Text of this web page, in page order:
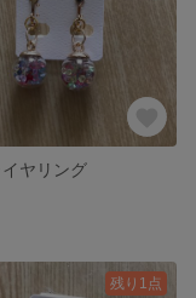
ヤリング
残り1点